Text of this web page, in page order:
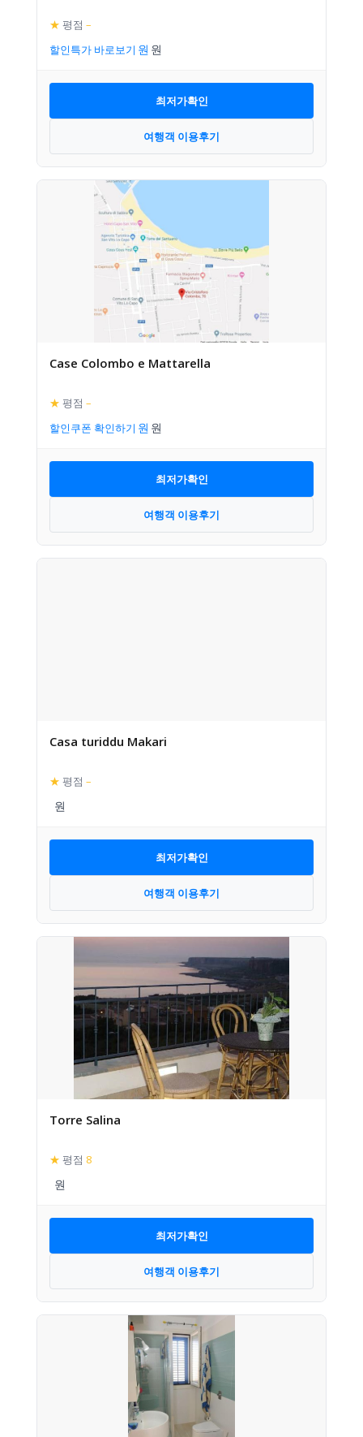
★ 평점 –
할인특가 바로보기
최저가확인
여행객 이용후기
Case Colombo e Mattarella
★ 평점 –
할인쿠폰 확인하기
최저가확인
여행객 이용후기
Casa turiddu Makari
★ 평점 –
최저가확인
여행객 이용후기
Torre Salina
★ 평점 8
최저가확인
여행객 이용후기